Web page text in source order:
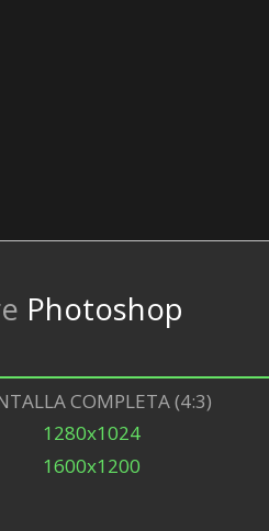
Photoshop
COMPLETA (4:3)
1280x1024
1600x1200